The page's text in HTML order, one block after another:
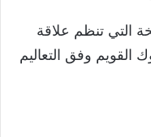
التي تنظم علاقة
القويم وفق التعاليم